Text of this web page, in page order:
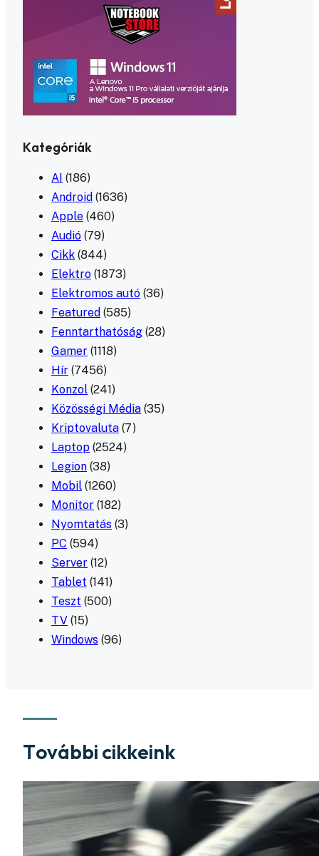
Kategóriák
AI (186)
Android (1636)
Apple (460)
Audió (79)
Cikk (844)
Elektro (1873)
Elektromos autó (36)
Featured (585)
Fenntarthatóság (28)
Gamer (1118)
Hír (7456)
Konzol (241)
Közösségi Média (35)
Kriptovaluta (7)
Laptop (2524)
Legion (38)
Mobil (1260)
Monitor (182)
Nyomtatás (3)
PC (594)
Server (12)
Tablet (141)
Teszt (500)
TV (15)
Windows (96)
További cikkeink